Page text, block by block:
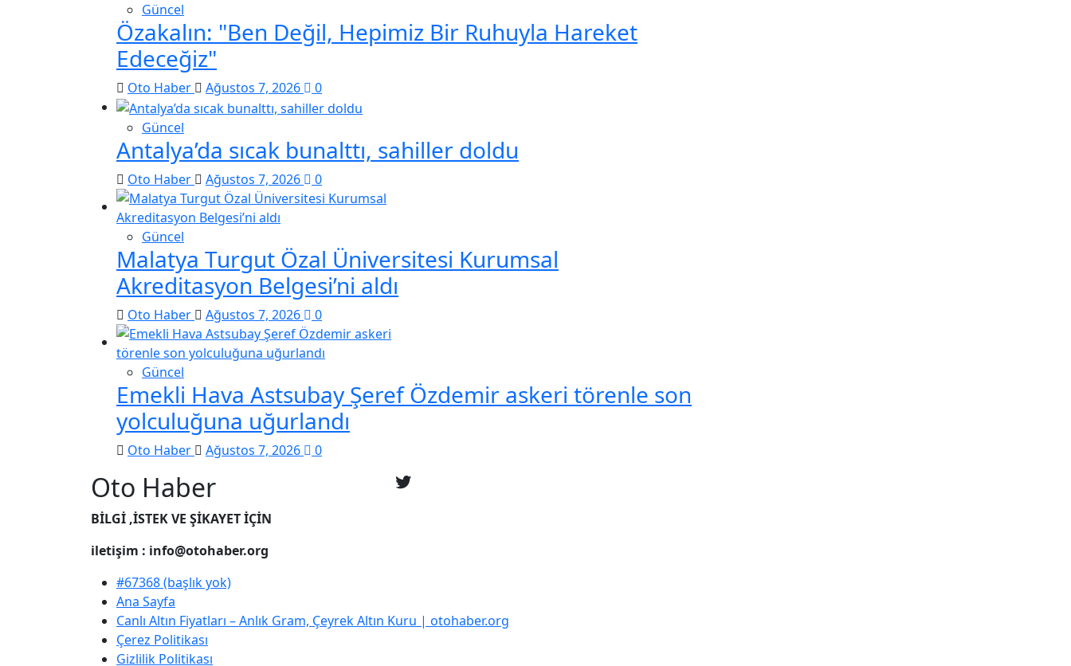
Güncel
Özakalın: "Ben Değil, Hepimiz Bir Ruhuyla Hareket
Edeceğiz"
Oto Haber Ağustos 7, 2026 0
Güncel
Antalya’da sıcak bunalttı, sahiller doldu
Oto Haber Ağustos 7, 2026 0
Güncel
Malatya Turgut Özal Üniversitesi Kurumsal
Akreditasyon Belgesi’ni aldı
Oto Haber Ağustos 7, 2026 0
Güncel
Emekli Hava Astsubay Şeref Özdemir askeri törenle son
yolculuğuna uğurlandı
Oto Haber Ağustos 7, 2026 0
Oto Haber
BİLGİ ,İSTEK VE ŞİKAYET İÇİN
iletişim : info@otohaber.org
#67368 (başlık yok)
Ana Sayfa
Canlı Altın Fiyatları – Anlık Gram, Çeyrek Altın Kuru | otohaber.org
Çerez Politikası
Gizlilik Politikası